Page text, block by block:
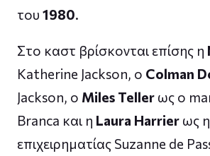
του 1980.
Στο καστ βρίσκονται επίσης η
Katherine Jackson, ο Colman
Jackson, ο Miles Teller ως ο
Branca και η Laura Harrier ως η
επιχειρηματίας Suzanne de